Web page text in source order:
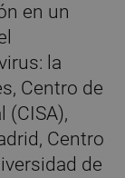
en un
la
Centro de
(CISA),
Centro
de